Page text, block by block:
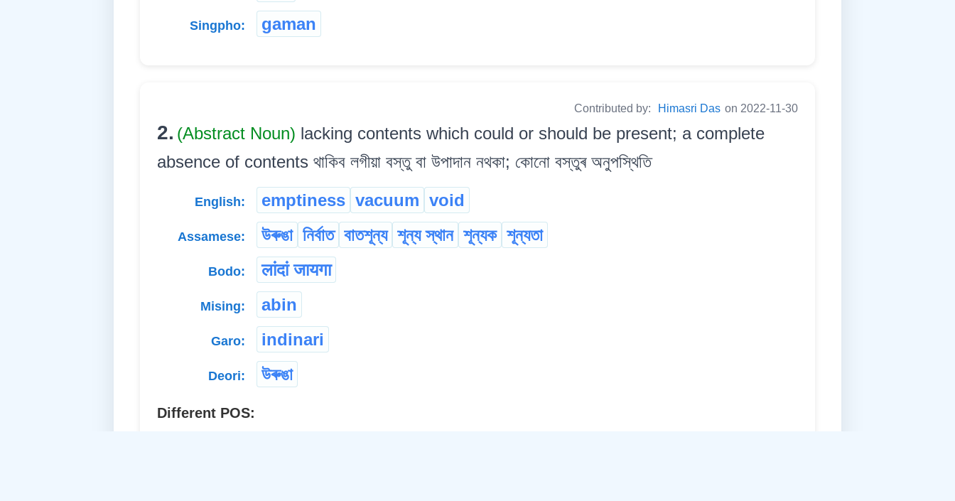
Singpho: gaman
Contributed by: Himasri Das on 2022-11-30
2. (Abstract Noun) lacking contents which could or should be present; a complete
absence of contents থাকিব লগীয়া বস্তু বা উপাদান নথকা; কোনো বস্তুৰ অনুপস্থিতি
English: emptiness vacuum void
Assamese: উৰুঙা নিৰ্বাত বাতশূন্য শূন্য স্থান শূন্যক শূন্যতা
Bodo: लांदां जायगा
Mising: abin
Garo: indinari
Deori: উৰুঙা
Different POS: